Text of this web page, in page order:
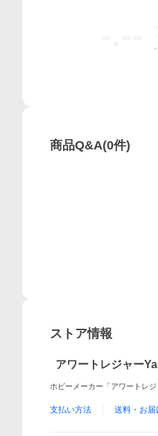
-
商品Q&A(0件)
ストア情報
アワートレジャー
ホビーメーカー「アワートレ
支払い方法 送料・お届